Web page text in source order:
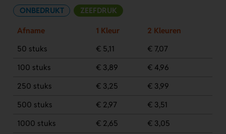
ONBEDRUKT ZEEFDRUK
Afname 1 Kleur
2 Kleuren
50 stuks
€ 5,11
€ 7,07
100 stuks
€ 3,89
€ 4,96
250 stuks
€ 3,25
€ 3,99
500 stuks
€ 2,97
€ 3,51
1000 stuks
€ 2,65
€ 3,05